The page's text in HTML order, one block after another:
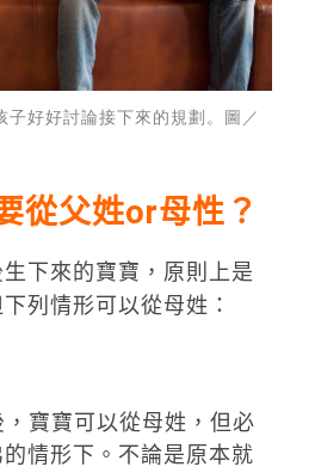
子好好討論接下來的規劃。圖／
從父姓or母性？
下來的寶寶，原則上是
列情形可以從母姓：
寶寶可以從母姓，但必
情形下。不論是原本就